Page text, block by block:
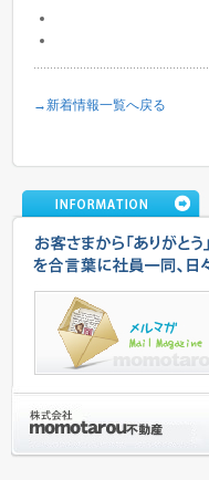
→新着情報一覧へ戻る